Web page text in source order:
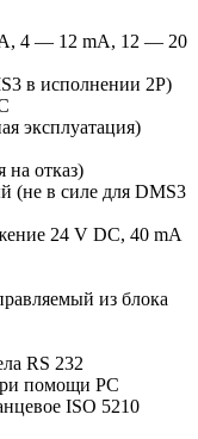
4 — 12 mA, 12 — 20
в исполнении 2P)
эксплуатация)
на отказ)
(не в силе для DMS3
24 V DC, 40 mA
из блока
RS 232
помощи РС
ISO 5210